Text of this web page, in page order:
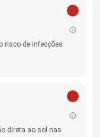
risco de infecções.
direta ao sol nas